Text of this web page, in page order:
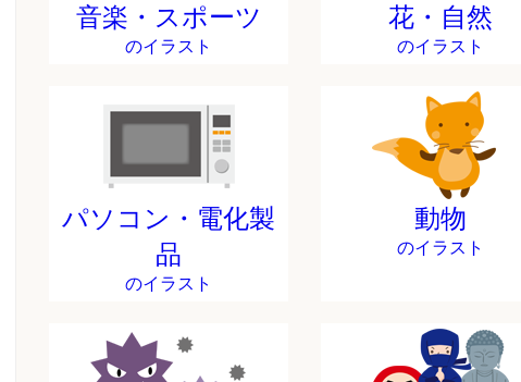
音楽・スポーツ
のイラスト
花・自然
のイラスト
パソコン・電化製
品
のイラスト
動物
のイラスト